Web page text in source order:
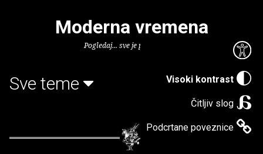
Visoki kontrast
Čitljiv slog
Podcrtane poveznice
Moderna vremena
Pogledaj... sve je puno knjiga.
Sve teme